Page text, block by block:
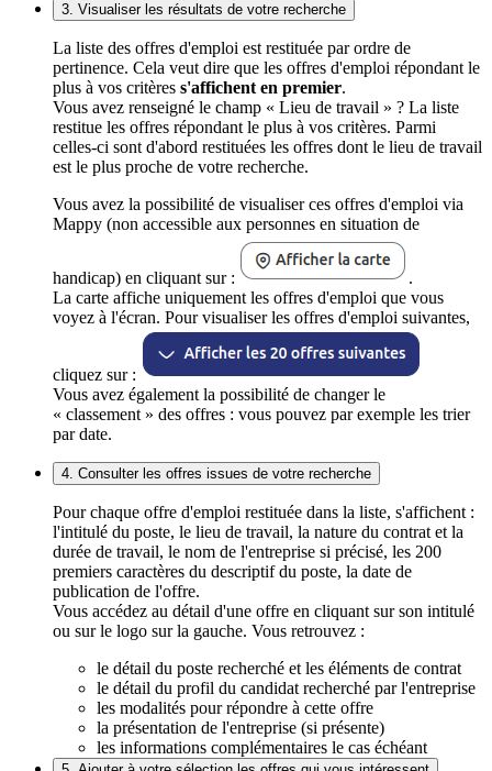
3. Visualiser les résultats de votre recherche
La liste des offres d'emploi est restituée par ordre de
pertinence. Cela veut dire que les offres d'emploi répondant le
plus à vos critères s'affichent en premier.
Vous avez renseigné le champ « Lieu de travail » ? La liste
restitue les offres répondant le plus à vos critères. Parmi
celles-ci sont d'abord restituées les offres dont le lieu de travail
est le plus proche de votre recherche.
Vous avez la possibilité de visualiser ces offres d'emploi via
Mappy (non accessible aux personnes en situation de
handicap) en cliquant sur :
.
La carte affiche uniquement les offres d'emploi que vous
voyez à l'écran. Pour visualiser les offres d'emploi suivantes,
cliquez sur :
Vous avez également la possibilité de changer le
« classement » des offres : vous pouvez par exemple les trier
par date.
4. Consulter les offres issues de votre recherche
Pour chaque offre d'emploi restituée dans la liste, s'affichent :
l'intitulé du poste, le lieu de travail, la nature du contrat et la
durée de travail, le nom de l'entreprise si précisé, les 200
premiers caractères du descriptif du poste, la date de
publication de l'offre.
Vous accédez au détail d'une offre en cliquant sur son intitulé
ou sur le logo sur la gauche. Vous retrouvez :
le détail du poste recherché et les éléments de contrat
le détail du profil du candidat recherché par l'entreprise
les modalités pour répondre à cette offre
la présentation de l'entreprise (si présente)
les informations complémentaires le cas échéant